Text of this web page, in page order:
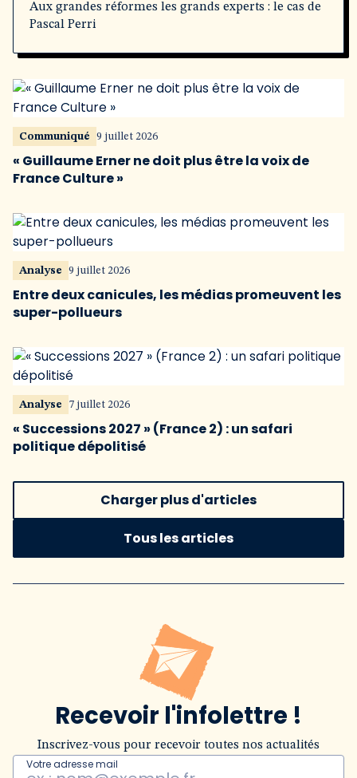
Aux grandes réformes les grands experts : le cas de
Pascal Perri
Communiqué 9 juillet 2026
« Guillaume Erner ne doit plus être la voix de
France Culture »
Analyse 9 juillet 2026
Entre deux canicules, les médias promeuvent les
super-pollueurs
Analyse 7 juillet 2026
« Successions 2027 » (France 2) : un safari
politique dépolitisé
Charger plus d'articles
Tous les articles
Recevoir l'infolettre !
Inscrivez-vous pour recevoir toutes nos actualités
Votre adresse mail